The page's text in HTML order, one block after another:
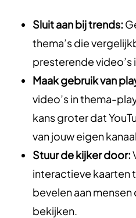
Sluit aan bij trends:
thema’s die
presterende video’s
Maak gebruik van
video’s in thema-
kans groter dat
van jouw eigen
Stuur de kijker door:
interactieve kaarten
bevelen aan
bekijken.